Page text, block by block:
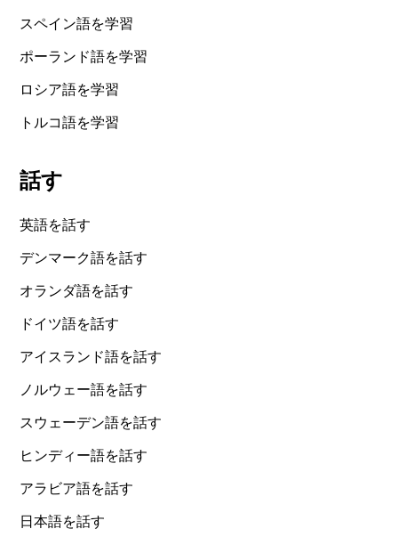
スペイン語を学習
ポーランド語を学習
ロシア語を学習
トルコ語を学習
話す
英語を話す
デンマーク語を話す
オランダ語を話す
ドイツ語を話す
アイスランド語を話す
ノルウェー語を話す
スウェーデン語を話す
ヒンディー語を話す
アラビア語を話す
日本語を話す